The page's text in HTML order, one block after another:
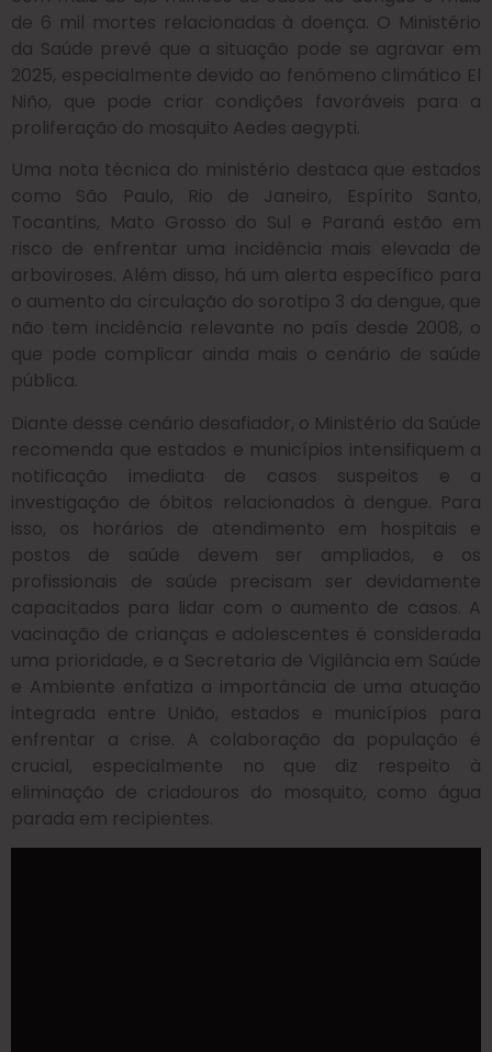
de 6 mil mortes relacionadas à doença. O Ministério
da Saúde prevê que a situação pode se agravar em
2025, especialmente devido ao fenômeno climático El
Niño, que pode criar condições favoráveis para a
proliferação do mosquito Aedes aegypti.
Uma nota técnica do ministério destaca que estados
como São Paulo, Rio de Janeiro, Espírito Santo,
Tocantins, Mato Grosso do Sul e Paraná estão em
risco de enfrentar uma incidência mais elevada de
arboviroses. Além disso, há um alerta específico para
o aumento da circulação do sorotipo 3 da dengue, que
não tem incidência relevante no país desde 2008, o
que pode complicar ainda mais o cenário de saúde
pública.
Diante desse cenário desafiador, o Ministério da Saúde
recomenda que estados e municípios intensifiquem a
notificação imediata de casos suspeitos e a
investigação de óbitos relacionados à dengue. Para
isso, os horários de atendimento em hospitais e
postos de saúde devem ser ampliados, e os
profissionais de saúde precisam ser devidamente
capacitados para lidar com o aumento de casos. A
vacinação de crianças e adolescentes é considerada
uma prioridade, e a Secretaria de Vigilância em Saúde
e Ambiente enfatiza a importância de uma atuação
integrada entre União, estados e municípios para
enfrentar a crise. A colaboração da população é
crucial, especialmente no que diz respeito à
eliminação de criadouros do mosquito, como água
parada em recipientes.